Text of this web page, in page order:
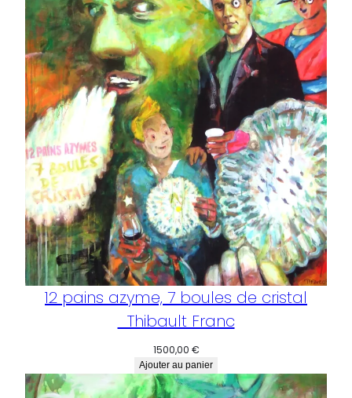
12 pains azyme, 7 boules de cristal
_Thibault Franc
1500,00 €
Ajouter au panier